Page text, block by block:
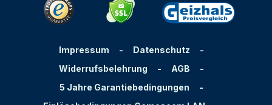
Impressum - Datenschutz
-
Widerrufsbelehrung
- AGB
-
5 Jahre Garantiebedingungen
-